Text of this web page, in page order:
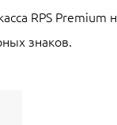
RPS
знаков.